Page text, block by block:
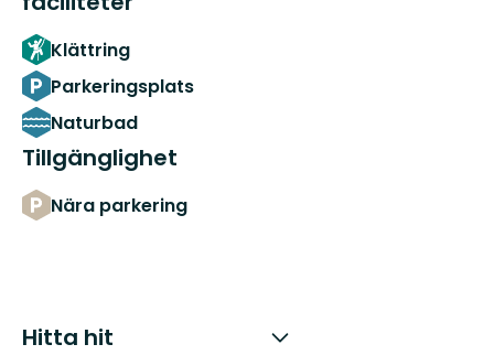
Klättring
Parkeringsplats
Naturbad
Tillgänglighet
Nära parkering
Hitta hit